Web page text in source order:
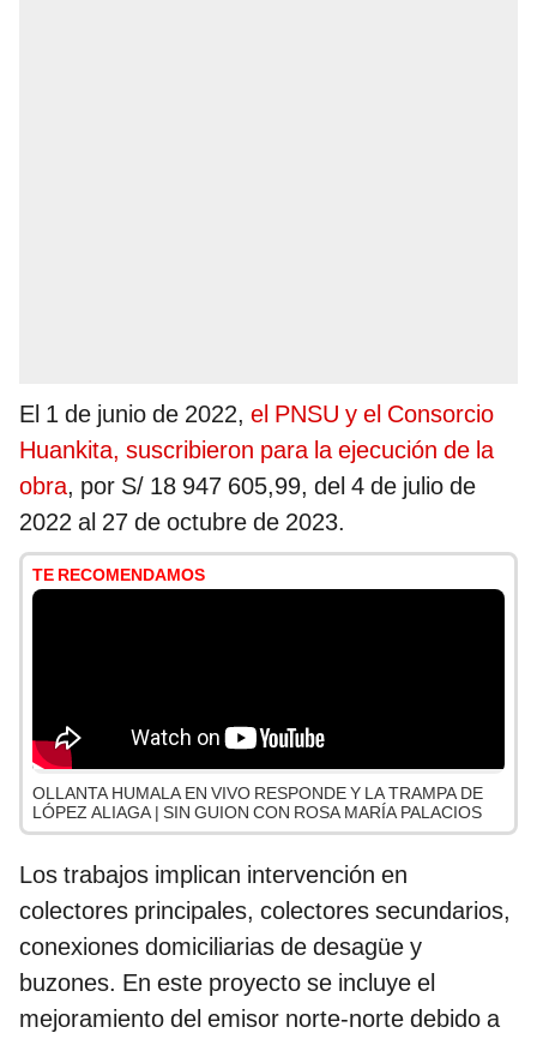
El 1 de junio de 2022, el PNSU y el Consorcio
Huankita, suscribieron para la ejecución de la
obra, por S/ 18 947 605,99, del 4 de julio de
2022 al 27 de octubre de 2023.
TE RECOMENDAMOS
OLLANTA HUMALA EN VIVO RESPONDE Y LA TRAMPA DE
LÓPEZ ALIAGA | SIN GUION CON ROSA MARÍA PALACIOS
Los trabajos implican intervención en
colectores principales, colectores secundarios,
conexiones domiciliarias de desagüe y
buzones. En este proyecto se incluye el
mejoramiento del emisor norte-norte debido a